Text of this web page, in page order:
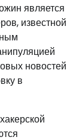
является
известной
новостей
в